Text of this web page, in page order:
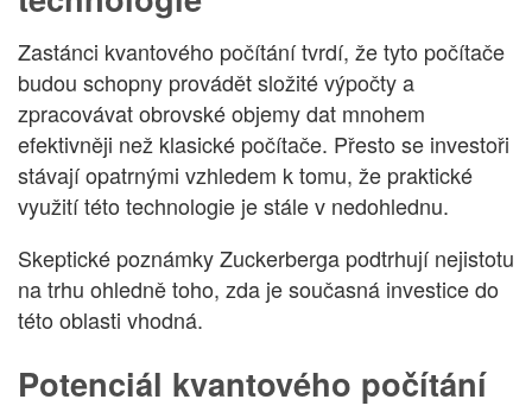
Zastánci kvantového počítání tvrdí, že tyto počítače
budou schopny provádět složité výpočty a
zpracovávat obrovské objemy dat mnohem
efektivněji než klasické počítače. Přesto se investoři
stávají opatrnými vzhledem k tomu, že praktické
využití této technologie je stále v nedohlednu.
Skeptické poznámky Zuckerberga podtrhují nejistotu
na trhu ohledně toho, zda je současná investice do
této oblasti vhodná.
Potenciál kvantového počítání